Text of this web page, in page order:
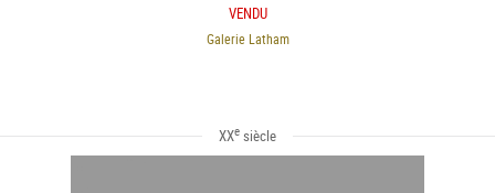
VENDU
Galerie Latham
XXe siècle